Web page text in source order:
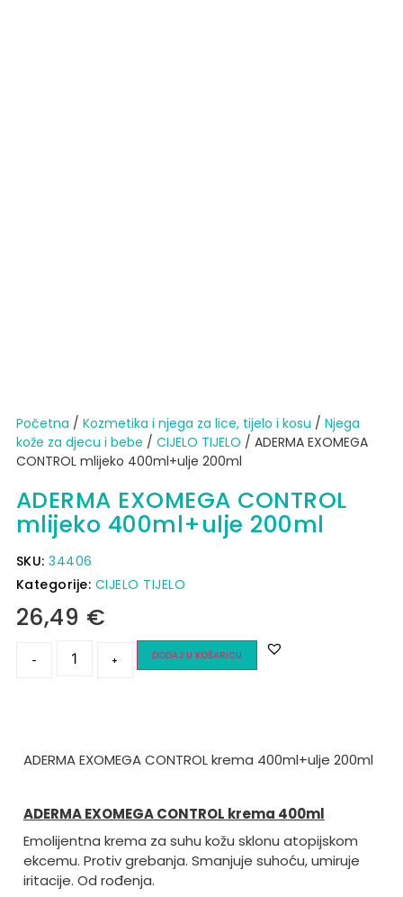
Početna / Kozmetika i njega za lice, tijelo i kosu / Njega
kože za djecu i bebe / CIJELO TIJELO / ADERMA EXOMEGA
CONTROL mlijeko 400ml+ulje 200ml
ADERMA EXOMEGA CONTROL
mlijeko 400ml+ulje 200ml
SKU:34406
Kategorije: CIJELO TIJELO
26,49 €
- + DODAJ U KOŠARICU
ADERMA EXOMEGA CONTROL krema 400ml+ulje 200ml
ADERMA EXOMEGA CONTROL krema 400ml
Emolijentna krema za suhu kožu sklonu atopijskom
ekcemu. Protiv grebanja. Smanjuje suhoću, umiruje
iritacije. Od rođenja.